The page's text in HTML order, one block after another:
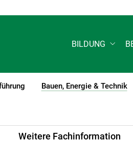
BILDUNG
Bauen, Energie & Technik
Weitere Fachinformation